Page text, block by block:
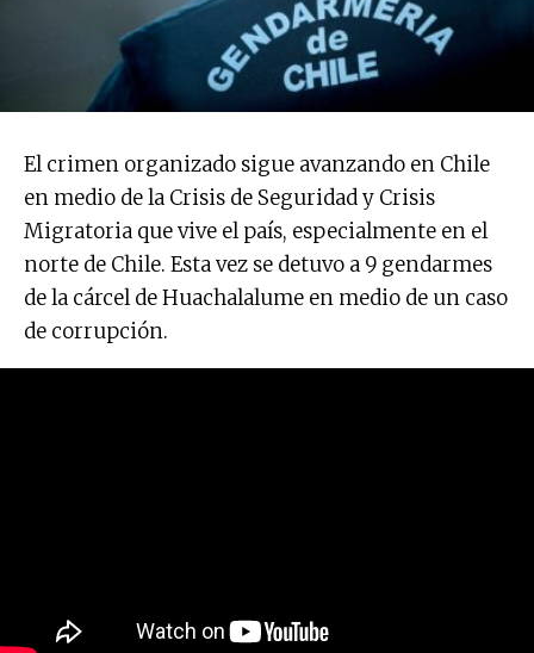
El crimen organizado sigue avanzando en Chile
en medio de la Crisis de Seguridad y Crisis
Migratoria que vive el país, especialmente en el
norte de Chile. Esta vez se detuvo a 9 gendarmes
de la cárcel de Huachalalume en medio de un caso
de corrupción.